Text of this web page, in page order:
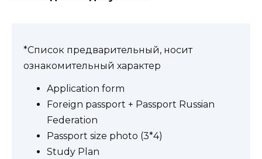
*Список предварительный, носит
ознакомительный характер
Application form
Foreign passport + Passport Russian
Federation
Passport size photo (3*4)
Study Plan